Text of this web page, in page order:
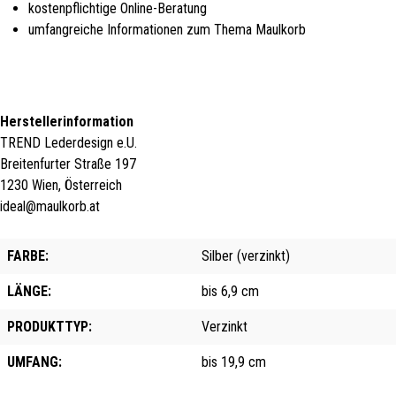
kostenpflichtige Online-Beratung
umfangreiche Informationen zum Thema Maulkorb
Herstellerinformation
TREND Lederdesign e.U.
Breitenfurter Straße 197
1230 Wien, Österreich
ideal@maulkorb.at
FARBE: Silber (verzinkt)
LÄNGE: bis 6,9 cm
PRODUKTTYP: Verzinkt
UMFANG: bis 19,9 cm